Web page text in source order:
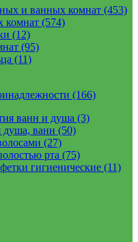
и ванных комнат (453)
комнат (574)
(12)
(95)
(11)
(166)
ванн и душа (3)
душа, ванн (50)
(27)
рта (75)
гигиенические (11)